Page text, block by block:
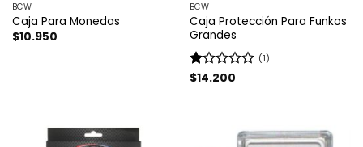
BCW
Caja Para Monedas
$10.950
BCW
Caja Protección Para Funkos
Grandes
Valorado
(1)
$14.200